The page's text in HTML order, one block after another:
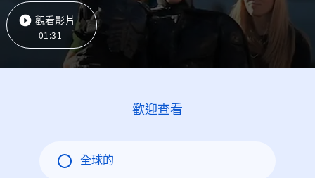
觀看影片
01:31
歡迎查看
全球的